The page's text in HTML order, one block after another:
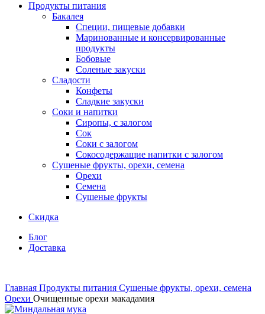
Продукты питания
Бакалея
Специи, пищевые добавки
Маринованные и консервированные
продукты
Бобовые
Соленые закуски
Сладости
Конфеты
Сладкие закуски
Соки и напитки
Сиропы, с залогом
Сок
Соки с залогом
Сокосодержащие напитки с залогом
Сушеные фрукты, орехи, семена
Орехи
Семена
Сушеные фрукты
Скидка
Блог
Доставка
Главная Продукты питания Сушеные фрукты, орехи, семена
Орехи Очищенные орехи макадамия